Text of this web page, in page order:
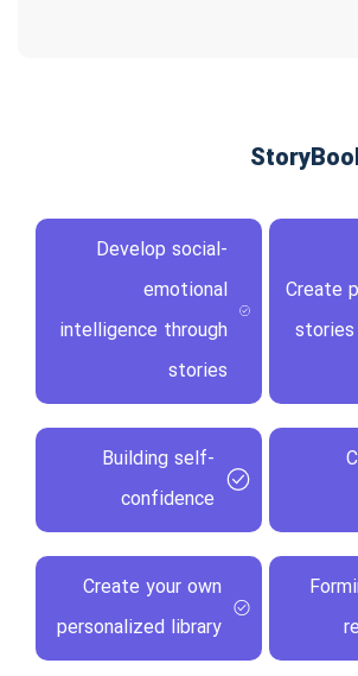
Create
Develop social-
emotional
intelligence through
stories
Building self-
confidence
Create your own
personalized library